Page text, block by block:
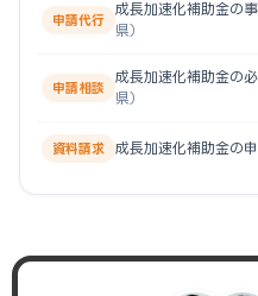
申請代行
成長加速化補助金の
県）
申請相談
成長加速化補助金の
県）
資料請求 成長加速化補助金の